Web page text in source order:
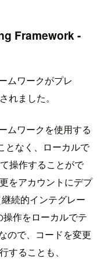
Framework -
ムワークがプレ
れました。
ムワークを使用する
となく、ローカルで
操作することがで
をアカウントにデプ
続的インテグレー
作をローカルでテ
ので、コードを変更
することも、